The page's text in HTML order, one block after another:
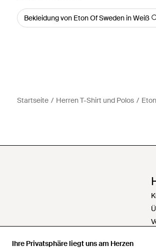
Ihre Privatsphäre liegt uns am Herzen
Bekleidung von Eton Of Sweden in Weiß
Startseite Herren T-Shirt und Polos